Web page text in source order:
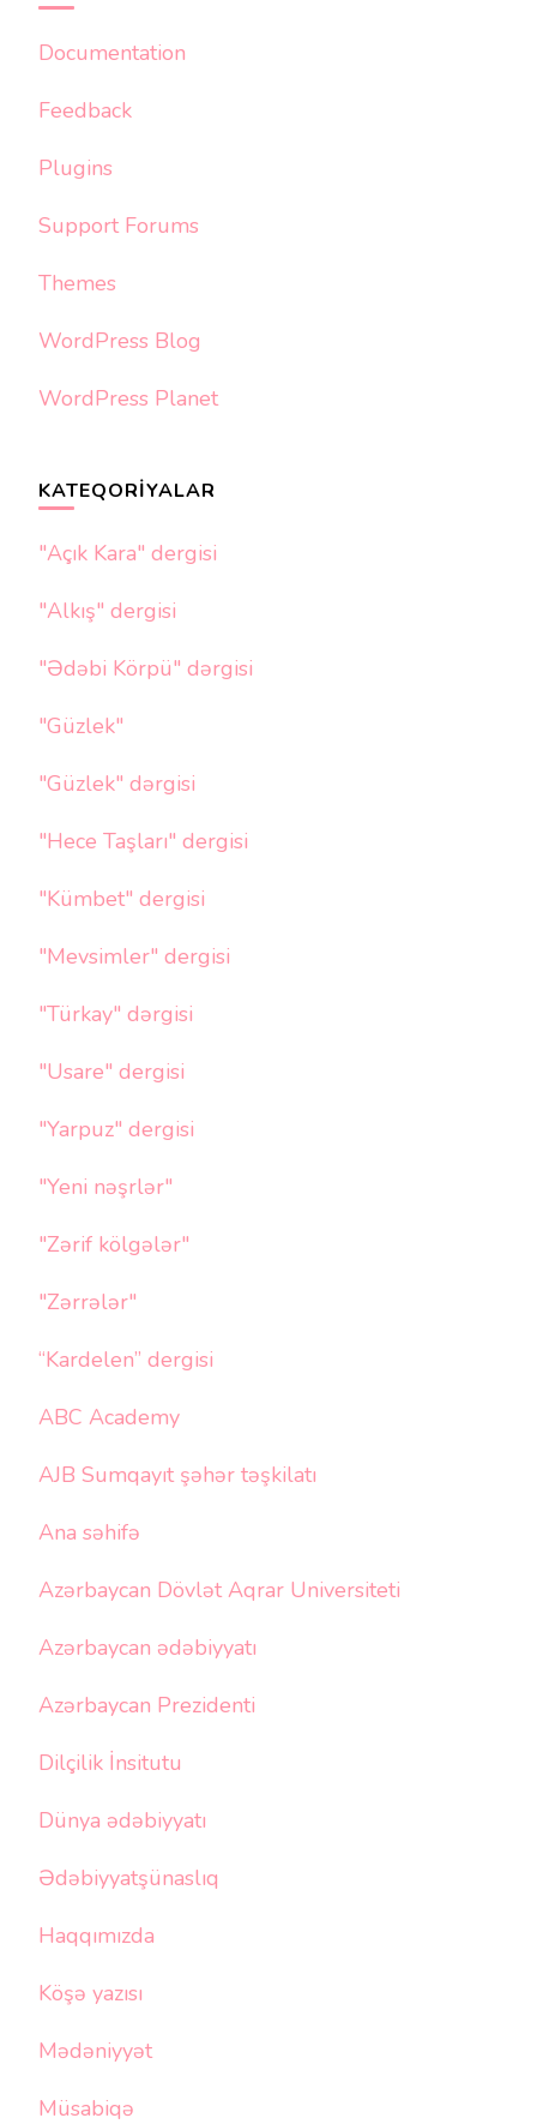
Documentation
Feedback
Plugins
Support Forums
Themes
WordPress Blog
WordPress Planet
KATEQORIYALAR
"Açık Kara" dergisi
"Alkış" dergisi
"Ədəbi Körpü" dərgisi
"Güzlek"
"Güzlek" dərgisi
"Hece Taşları" dergisi
"Kümbet" dergisi
"Mevsimler" dergisi
"Türkay" dərgisi
"Usare" dergisi
"Yarpuz" dergisi
"Yeni nəşrlər"
"Zərif kölgələr"
"Zərrələr"
“Kardelen” dergisi
ABC Academy
AJB Sumqayıt şəhər təşkilatı
Ana səhifə
Azərbaycan Dövlət Aqrar Universiteti
Azərbaycan ədəbiyyatı
Azərbaycan Prezidenti
Dilçilik İnsitutu
Dünya ədəbiyyatı
Ədəbiyyatşünaslıq
Haqqımızda
Köşə yazısı
Mədəniyyət
Müsabiqə